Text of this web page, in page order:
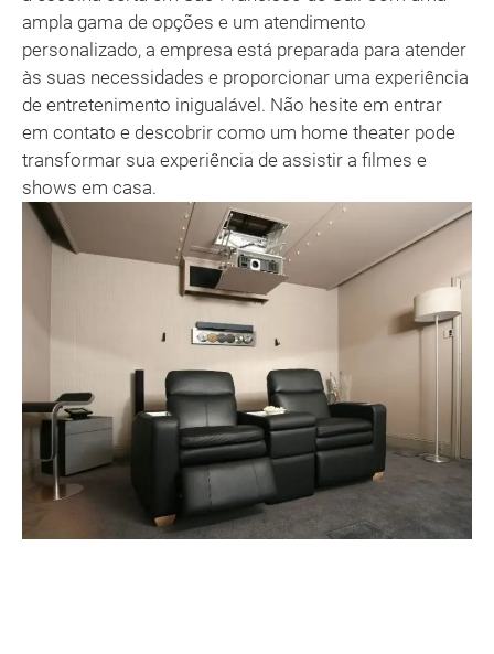
ampla gama de opções e um atendimento
personalizado, a empresa está preparada para atender
às suas necessidades e proporcionar uma experiência
de entretenimento inigualável. Não hesite em entrar
em contato e descobrir como um home theater pode
transformar sua experiência de assistir a filmes e
shows em casa.